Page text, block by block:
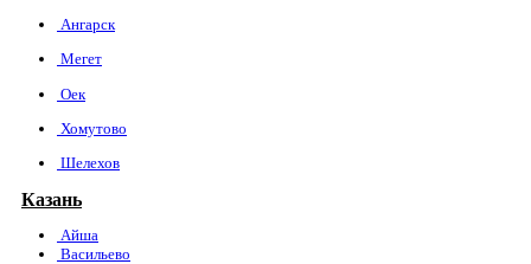
Ангарск
Мегет
Оек
Хомутово
Шелехов
Казань
Айша
Васильево